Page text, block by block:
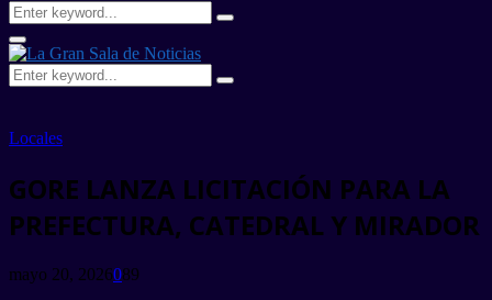
Search
for:
Search
Primary
Menu
Search
for:
Search
Locales
GORE LANZA LICITACIÓN PARA LA
PREFECTURA, CATEDRAL Y MIRADOR
mayo 20, 2026089